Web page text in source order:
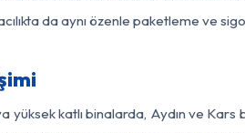
da aynı özenle paketleme ve
yüksek katlı binalarda, Aydın ve